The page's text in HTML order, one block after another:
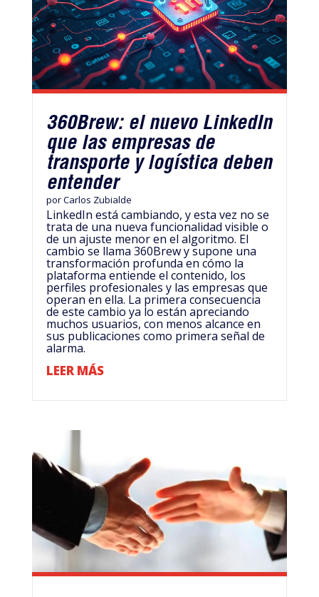
360Brew: el nuevo LinkedIn
que las empresas de
transporte y logística deben
entender
porCarlos Zubialde
LinkedIn está cambiando, y esta vez no se
trata de una nueva funcionalidad visible o
de un ajuste menor en el algoritmo. El
cambio se llama 360Brew y supone una
transformación profunda en cómo la
plataforma entiende el contenido, los
perfiles profesionales y las empresas que
operan en ella. La primera consecuencia
de este cambio ya lo están apreciando
muchos usuarios, con menos alcance en
sus publicaciones como primera señal de
alarma.
LEER MÁS